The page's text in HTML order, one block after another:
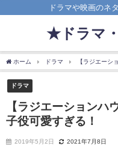
ドラマや映画のネ
★ドラマ
ホーム ドラマ 【ラジエーシ
ドラマ
【ラジエーションハ
子役可愛すぎる！
2019年5月2日 2021年7月8日